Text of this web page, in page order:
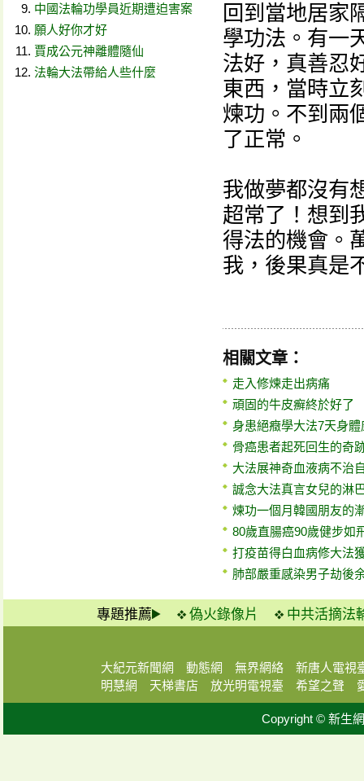
中國法輪功學員近期遭迫害案
願人好你才好
賈成公元神離體隨仙
法輪大法帶給人些什麼
回到當地居家
學功法。有一
法好，真善忍
東西，當時立
煉功。不到兩
了正常。
我做夢都沒有
超常了！想到
得法的機會。
我，後果真是
相關文章：
走入修煉走出病痛
頑固的牛皮癬終於好了
身患絕癥學大法7天身體
骨癌患者起死回生的奇
大法展神奇血液病不治
誠念大法真言女兒的淋
煉功一個月韓國朋友的
80歲直腸癌90歲健步如
打疫苗得白血病修大法
肺部嚴重感染男子劫後
專題推薦 偽火錄像片 中共活摘法
大紀元新聞網 動態網 無界網絡
新唐人電視
明慧網
天梯書店 放光明電視臺 希望之聲
Copyright © 新生